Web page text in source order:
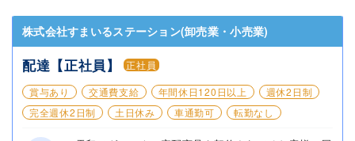
株式会社すまいるステーション(卸売業・小売業)
配達【正社員】
正社員
賞与あり
交通費支給 年間休日120日以上
週休2日制
完全週休2日制
土日休み 車通勤可 転勤なし